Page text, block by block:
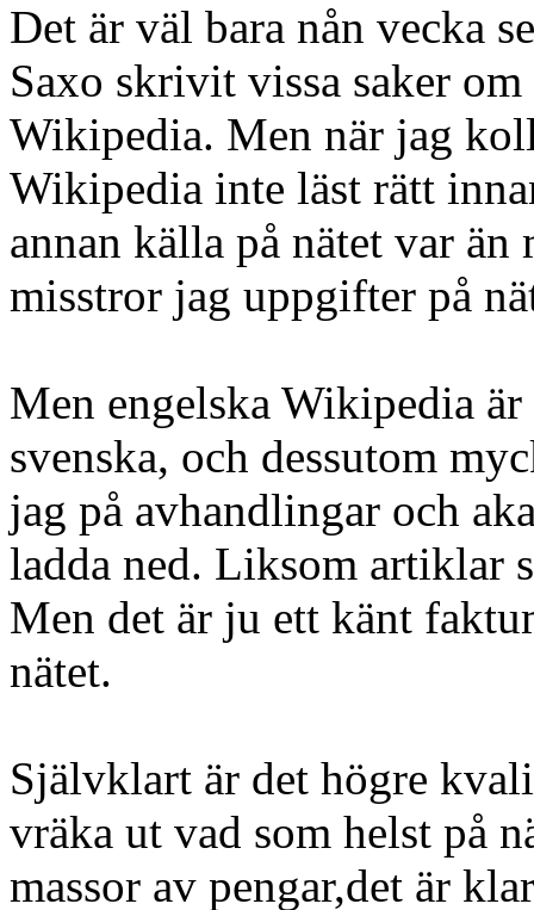
Det är väl bara nån vecka
Saxo skrivit vissa saker
Wikipedia. Men när jag
Wikipedia inte läst rätt
annan källa på nätet var
misstror jag uppgifter på
Men engelska Wikipedia
svenska, och dessutom
jag på avhandlingar och
ladda ned. Liksom artiklar
Men det är ju ett känt
nätet.
Självklart är det högre
vräka ut vad som helst på
massor av pengar,det är